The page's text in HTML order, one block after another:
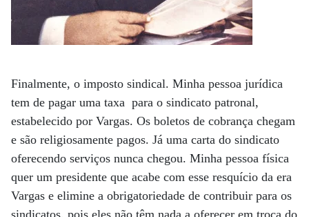
Finalmente, o imposto sindical. Minha pessoa jurídica
tem de pagar uma taxa para o sindicato patronal,
estabelecido por Vargas. Os boletos de cobrança chegam
e são religiosamente pagos. Já uma carta do sindicato
oferecendo serviços nunca chegou. Minha pessoa física
quer um presidente que acabe com esse resquício da era
Vargas e elimine a obrigatoriedade de contribuir para os
sindicatos, pois eles não têm nada a oferecer em troca do